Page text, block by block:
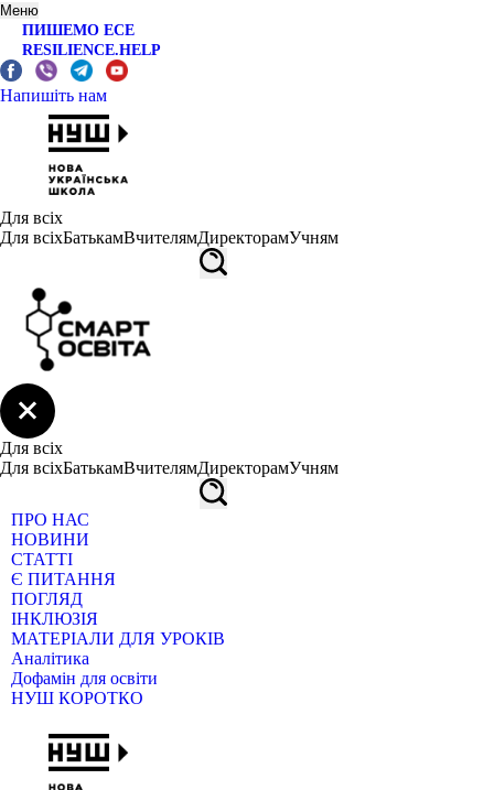
Меню
ПИШЕМО ЕСЕ
RESILIENCE.HELP
Напишіть нам
Для всіх
Для всіхБатькамВчителямДиректорамУчням
Для всіх
Для всіхБатькамВчителямДиректорамУчням
ПРО НАС
НОВИНИ
СТАТТІ
Є ПИТАННЯ
ПОГЛЯД
ІНКЛЮЗІЯ
МАТЕРІАЛИ ДЛЯ УРОКІВ
Аналітика
Дофамін для освіти
НУШ КОРОТКО